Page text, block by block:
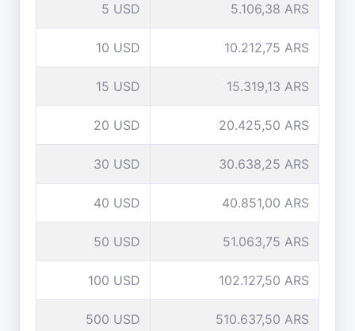
5 USD 5.106,38 ARS
10 USD 10.212,75 ARS
15 USD 15.319,13 ARS
20 USD 20.425,50 ARS
30 USD 30.638,25 ARS
40 USD 40.851,00 ARS
50 USD 51.063,75 ARS
100 USD 102.127,50 ARS
500 USD 510.637,50 ARS